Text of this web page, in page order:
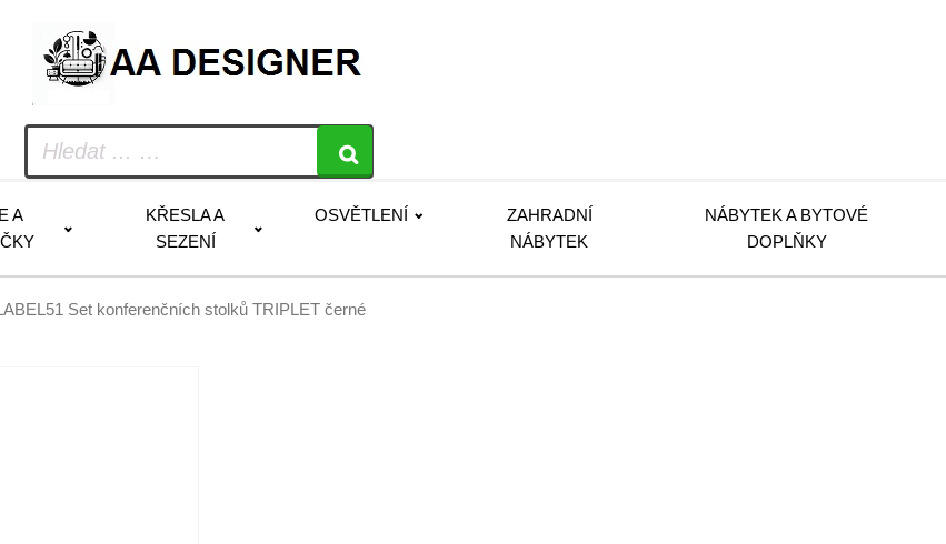
A
KŘESLA A
SEZENÍ
OSVĚTLENÍ
ZAHRADNÍ
NÁBYTEK
NÁBYTEK A BYTOVÉ
DOPLŇKY
Set konferenčních stolků TRIPLET černé